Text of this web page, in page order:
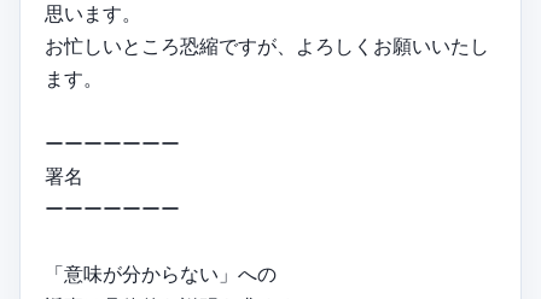
思います。
お忙しいところ恐縮ですが、よろしくお願いいたし
ます。
ーーーーーーー
署名
ーーーーーーー
「意味が分からない」への